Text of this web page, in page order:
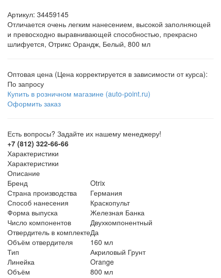
Артикул: 34459145
Отличается очень легким нанесением, высокой заполняющей
и превосходно выравнивающей способностью, прекрасно
шлифуется, Отрикс Орандж, Белый, 800 мл
Оптовая цена (Цена корректируется в зависимости от курса):
По запросу
Купить в розничном магазине (auto-point.ru)
Оформить заказ
Есть вопросы? Задайте их нашему менеджеру!
+7 (812) 322-66-66
Характеристики
Характеристики
Описание
Бренд
Otrix
Страна производства
Германия
Способ нанесения
Краскопульт
Форма выпуска
Железная Банка
Число компонентов
Двухкомпонентный
Отвердитель в комплектеДа
Объём отвердителя
160 мл
Тип
Акриловый Грунт
Линейка
Orange
Объём
800 мл